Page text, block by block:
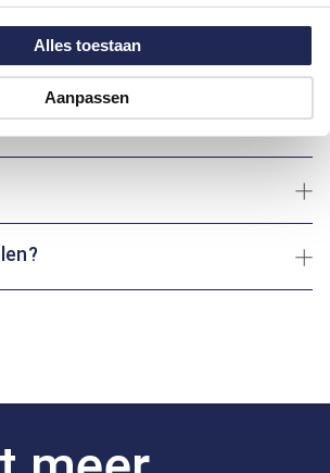
Alles toestaan
Aanpassen
gezellig thuis bent: dit kledingstuk houdt